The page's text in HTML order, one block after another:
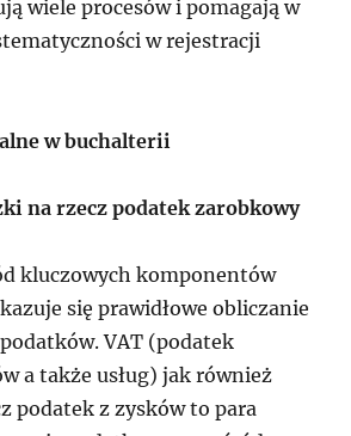
wiele procesów i pomagają w
w rejestracji
w buchalterii
na rzecz podatek zarobkowy
kluczowych komponentów
się prawidłowe obliczanie
VAT (podatek
a także usług) jak również
podatek z zysków to para